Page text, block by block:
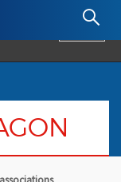
: Retour à l'accueil